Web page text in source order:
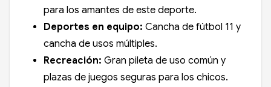
para los amantes de este deporte.
Deportes en equipo: Cancha de fútbol 11 y
cancha de usos múltiples.
Recreación: Gran pileta de uso común y
plazas de juegos seguras para los chicos.